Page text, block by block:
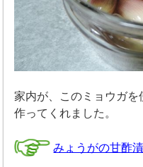
家内が、このミョウガ
作ってくれました。
みょうがの甘酢